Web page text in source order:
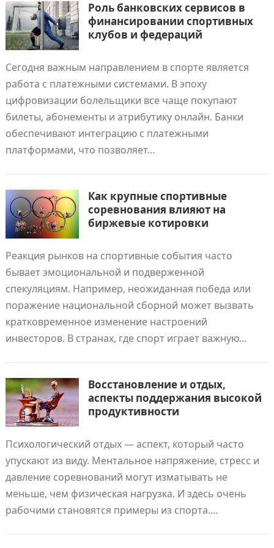
Роль банковских сервисов в
финансировании спортивных
клубов и федераций
Сегодня важным направлением в спорте является
работа с платежными системами. В эпоху
цифровизации болельщики все чаще покупают
билеты, абонементы и атрибутику онлайн. Банки
обеспечивают интеграцию с платежными
платформами, что позволяет…
Как крупные спортивные
соревнования влияют на
биржевые котировки
Реакция рынков на спортивные события часто
бывает эмоциональной и подверженной
спекуляциям. Например, неожиданная победа или
поражение национальной сборной может вызвать
кратковременное изменение настроений
инвесторов. В странах, где спорт играет важную…
Восстановление и отдых,
аспекты поддержания высокой
продуктивности
Психологический отдых — аспект, который часто
упускают из виду. Ментальное напряжение, стресс и
давление соревнований могут изматывать не
меньше, чем физическая нагрузка. И здесь очень
рабочими становятся примеры из спорта.…